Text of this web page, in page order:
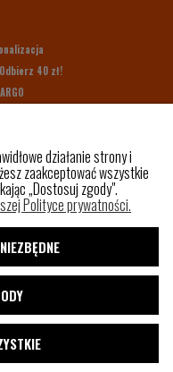
40 zł!
działanie strony i
zaakceptować wszystkie
„Dostosuj zgody".
Polityce prywatności.